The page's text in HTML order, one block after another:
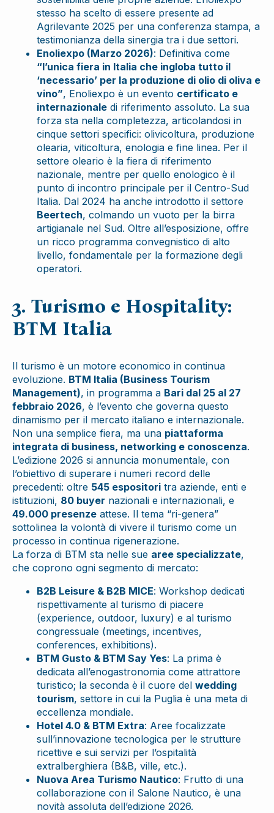
stesso ha scelto di essere presente ad
Agrilevante 2025 per una conferenza stampa, a
testimonianza della sinergia tra i due settori.
Enoliexpo (Marzo 2026): Definitiva come
“l’unica fiera in Italia che ingloba tutto il
‘necessario’ per la produzione di olio di oliva e
vino”, Enoliexpo è un evento certificato e
internazionale di riferimento assoluto. La sua
forza sta nella completezza, articolandosi in
cinque settori specifici: olivicoltura, produzione
olearia, viticoltura, enologia e fine linea. Per il
settore oleario è la fiera di riferimento
nazionale, mentre per quello enologico è il
punto di incontro principale per il Centro-Sud
Italia. Dal 2024 ha anche introdotto il settore
Beertech, colmando un vuoto per la birra
artigianale nel Sud. Oltre all’esposizione, offre
un ricco programma convegnistico di alto
livello, fondamentale per la formazione degli
operatori.
3. Turismo e Hospitality:
BTM Italia
Il turismo è un motore economico in continua
evoluzione. BTM Italia (Business Tourism
Management), in programma a Bari dal 25 al 27
febbraio 2026, è l’evento che governa questo
dinamismo per il mercato italiano e internazionale.
Non una semplice fiera, ma una piattaforma
integrata di business, networking e conoscenza.
L’edizione 2026 si annuncia monumentale, con
l’obiettivo di superare i numeri record delle
precedenti: oltre 545 espositori tra aziende, enti e
istituzioni, 80 buyer nazionali e internazionali, e
49.000 presenze attese. Il tema “ri-genera”
sottolinea la volontà di vivere il turismo come un
processo in continua rigenerazione.
La forza di BTM sta nelle sue aree specializzate,
che coprono ogni segmento di mercato:
B2B Leisure & B2B MICE: Workshop dedicati
rispettivamente al turismo di piacere
(experience, outdoor, luxury) e al turismo
congressuale (meetings, incentives,
conferences, exhibitions).
BTM Gusto & BTM Say Yes: La prima è
dedicata all’enogastronomia come attrattore
turistico; la seconda è il cuore del wedding
tourism, settore in cui la Puglia è una meta di
eccellenza mondiale.
Hotel 4.0 & BTM Extra: Aree focalizzate
sull’innovazione tecnologica per le strutture
ricettive e sui servizi per l’ospitalità
extralberghiera (B&B, ville, etc.).
Nuova Area Turismo Nautico: Frutto di una
collaborazione con il Salone Nautico, è una
novità assoluta dell’edizione 2026.